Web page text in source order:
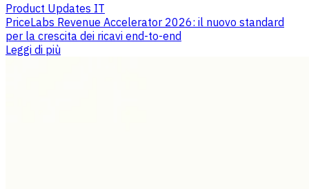
Product Updates IT
PriceLabs Revenue Accelerator 2026: il nuovo standard
per la crescita dei ricavi end-to-end
Leggi di più